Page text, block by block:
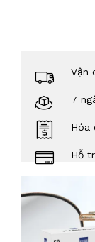
Vận
7
Hóa
Hỗ